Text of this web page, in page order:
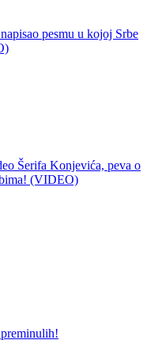
pesmu u kojoj Srbe
Šerifa Konjevića, peva o
(VIDEO)